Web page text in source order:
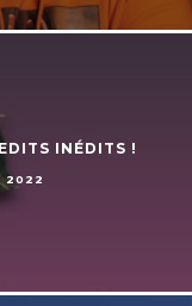
INÉDITS !
2022